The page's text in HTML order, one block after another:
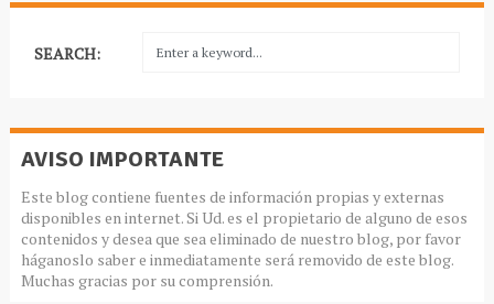
SEARCH:
AVISO IMPORTANTE
Este blog contiene fuentes de información propias y externas
disponibles en internet. Si Ud. es el propietario de alguno de esos
contenidos y desea que sea eliminado de nuestro blog, por favor
háganoslo saber e inmediatamente será removido de este blog.
Muchas gracias por su comprensión.